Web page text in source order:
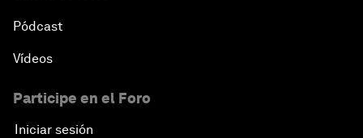
Pódcast
Vídeos
Participe en el Foro
Iniciar sesión